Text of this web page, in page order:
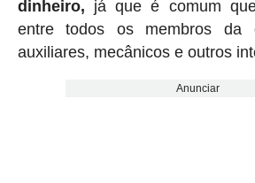
dinheiro, já que é comum
entre todos os membros da
auxiliares, mecânicos e outros
Anunciar